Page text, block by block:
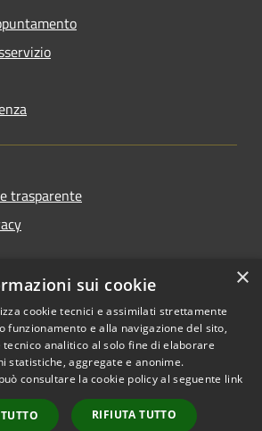
trasparente
Copyright © 2026 • Comune di
Gravina di Catania • Powered
byMunicipium
Accesso
×
sui cookie
cookie tecnici e assimilati strettamente
funzionamento e alla navigazione del sito,
tecnico analitico al solo fine di elaborare
statistiche, aggregate e anonime.
consultare la cookie policy al seguente link
RIFIUTA TUTTO